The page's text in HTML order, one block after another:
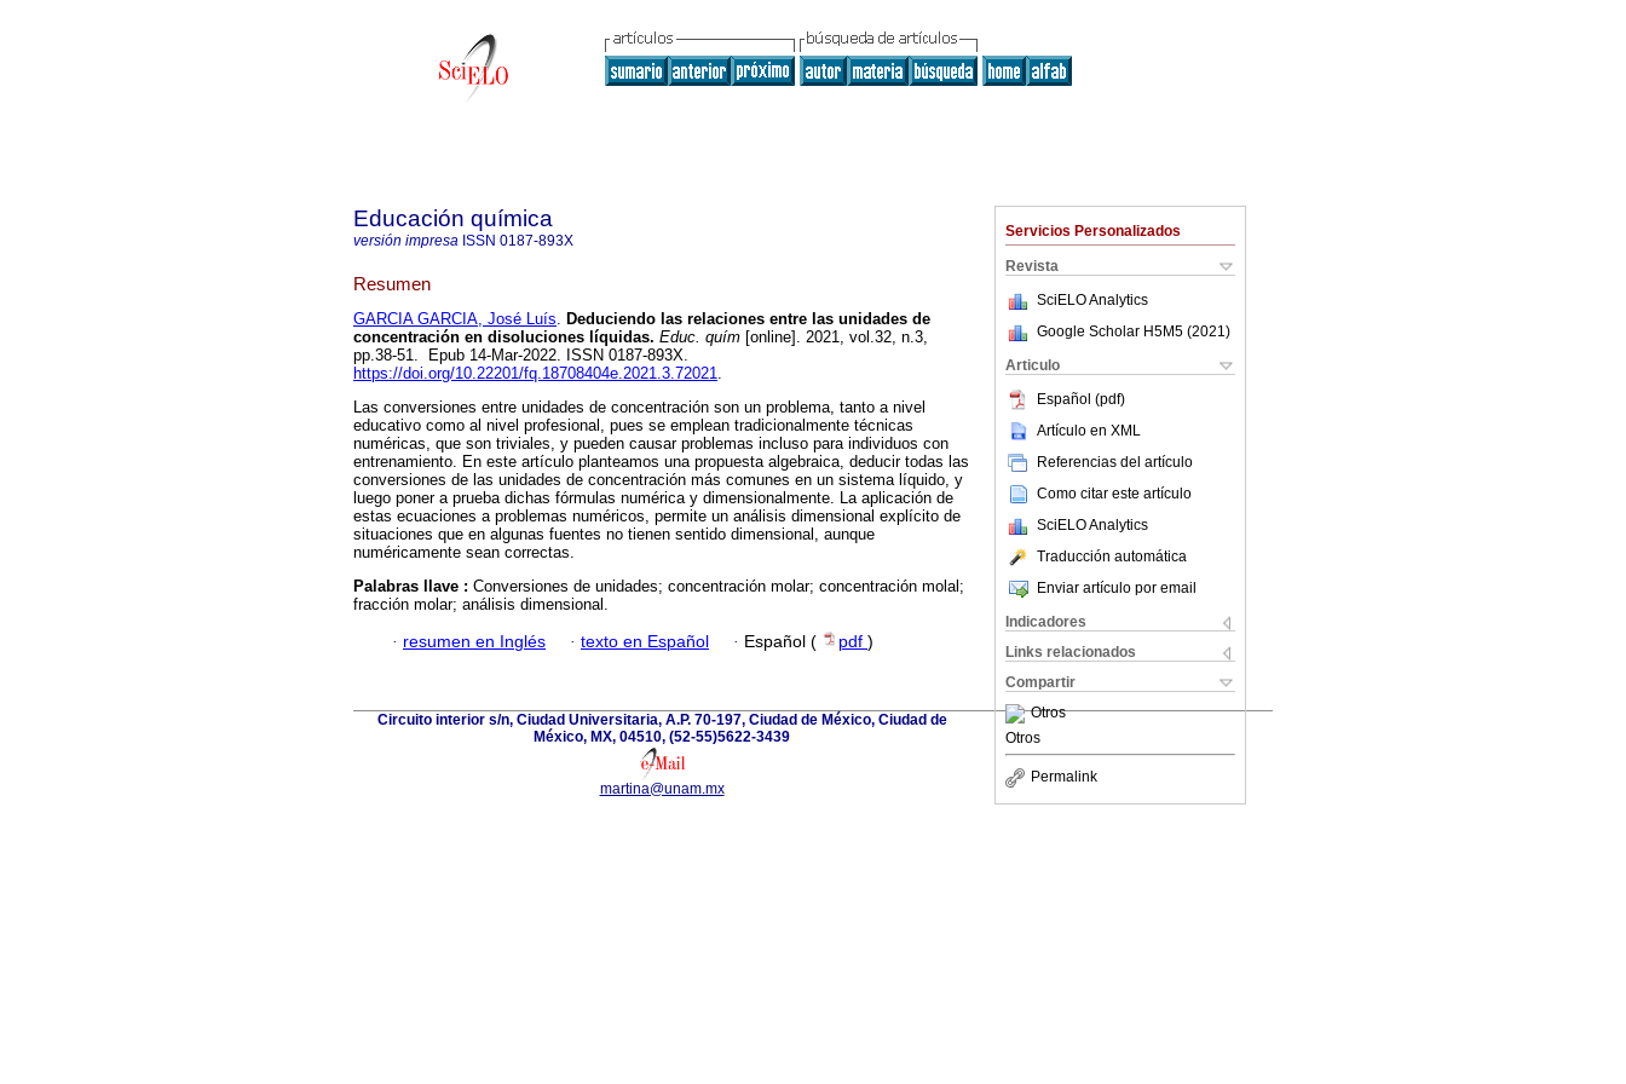
Servicios Personalizados
Revista
SciELO Analytics
Google Scholar H5M5 (2021 )
Articulo
Español (pdf)
Artículo en XML
Referencias del artículo
Como citar este artículo
SciELO Analytics
Traducción automática
Enviar artículo por email
Indicadores
Links relacionados
Compartir
Otros
Otros
Permalink
Educación química
versión impresa ISSN 0187-893X
Resumen
GARCIA GARCIA, José Luís. Deduciendo las relaciones entre las unidades de
concentración en disoluciones líquidas. Educ. quím [online]. 2021, vol.32, n.3,
pp.38-51. Epub 14-Mar-2022. ISSN 0187-893X.
https://doi.org/10.22201/fq.18708404e.2021.3.72021.
Las conversiones entre unidades de concentración son un problema, tanto a nivel
educativo como al nivel profesional, pues se emplean tradicionalmente técnicas
numéricas, que son triviales, y pueden causar problemas incluso para individuos con
entrenamiento. En este artículo planteamos una propuesta algebraica, deducir todas las
conversiones de las unidades de concentración más comunes en un sistema líquido, y
luego poner a prueba dichas fórmulas numérica y dimensionalmente. La aplicación de
estas ecuaciones a problemas numéricos, permite un análisis dimensional explícito de
situaciones que en algunas fuentes no tienen sentido dimensional, aunque
numéricamente sean correctas.
Palabras llave : Conversiones de unidades; concentración molar; concentración molal;
fracción molar; análisis dimensional.
· resumen en Inglés · texto en Español · Español ( pdf )
Circuito interior s/n, Ciudad Universitaria, A.P. 70-197, Ciudad de México, Ciudad de
México, MX, 04510, (52-55)5622-3439
martina@unam.mx